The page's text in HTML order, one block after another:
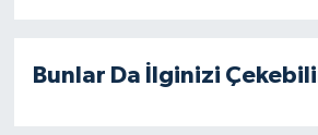
Bunlar Da İlginizi
Kim kimdir?